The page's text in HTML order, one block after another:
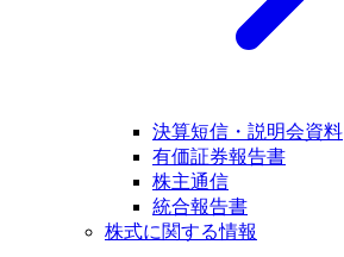
決算短信・説明会資料
有価証券報告書
株主通信
統合報告書
株式に関する情報